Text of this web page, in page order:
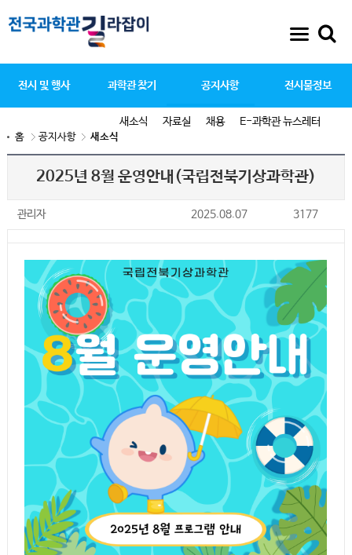
전시 및 행사 과학관 찾기 공지사항
새소식 자료실 채용 E-과학관 뉴스레터
전시물정보
홈 공지사항 새소식
2025년 8월 운영안내(국립전북기상과학관)
관리자 2025.08.07 3177